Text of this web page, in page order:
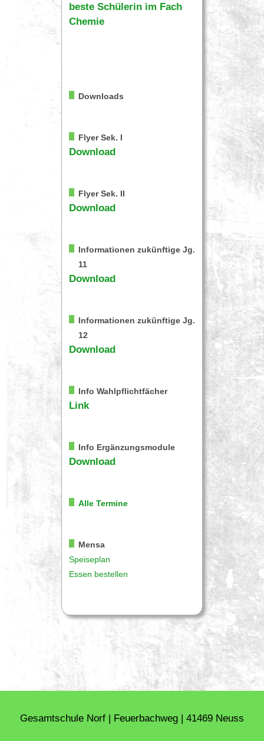
beste Schülerin im Fach
Chemie
Downloads
Flyer Sek. I
Download
Flyer Sek. II
Download
Informationen zukünftige Jg.
11
Download
Informationen zukünftige Jg.
12
Download
Info Wahlpflichtfächer
Link
Info Ergänzungsmodule
Download
Alle Termine
Mensa
Speiseplan
Essen bestellen
Gesamtschule Norf | Feuerbachweg | 41469 Neuss